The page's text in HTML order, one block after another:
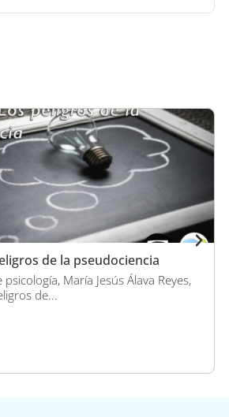
de la pseudociencia
María Jesús Álava Reyes,
de...